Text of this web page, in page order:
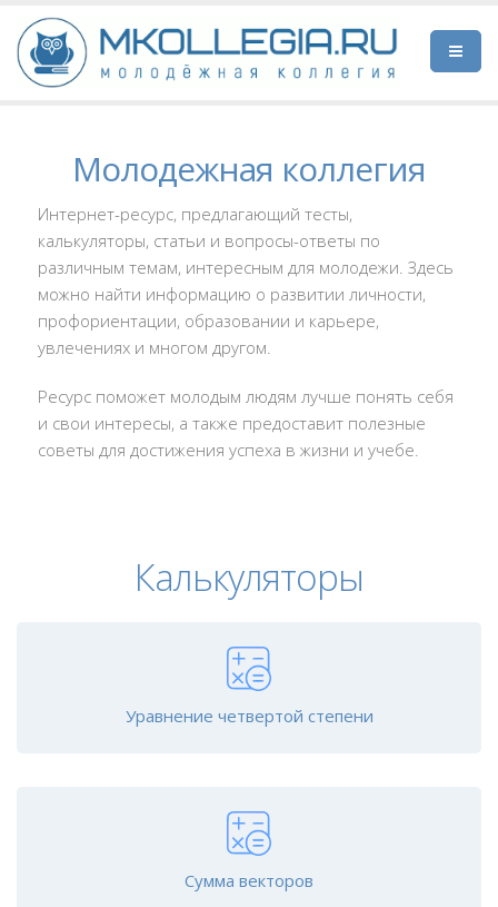
Молодежная коллегия
Интернет-ресурс, предлагающий тесты,
калькуляторы, статьи и вопросы-ответы по
различным темам, интересным для молодежи. Здесь
можно найти информацию о развитии личности,
профориентации, образовании и карьере,
увлечениях и многом другом.
Ресурс поможет молодым людям лучше понять себя
и свои интересы, а также предоставит полезные
советы для достижения успеха в жизни и учебе.
Калькуляторы
Уравнение четвертой степени
Сумма векторов